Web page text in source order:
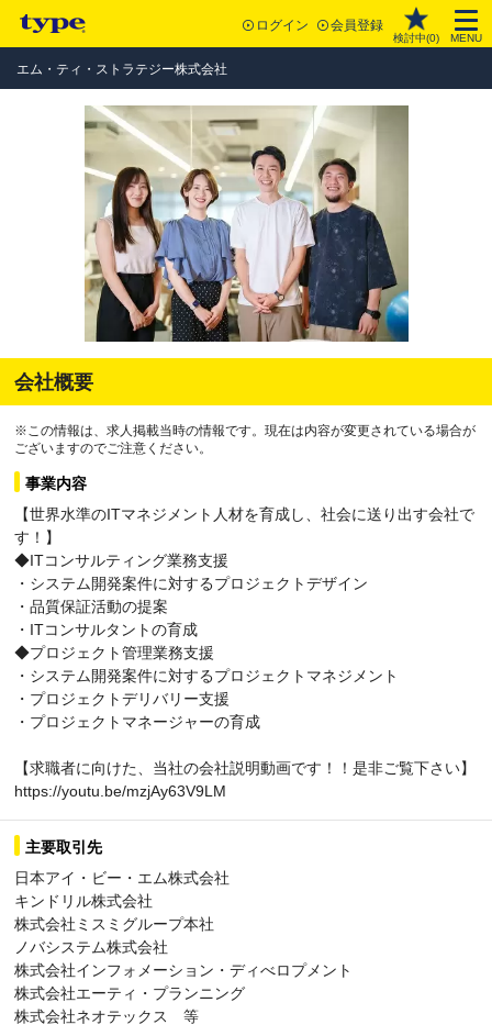
ログイン 会員登録
検討中(0) MENU
エム・ティ・ストラテジー株式会社
会社概要
※この情報は、求人掲載当時の情報です。現在は内容が変更されている場合が
ございますのでご注意ください。
事業内容
【世界水準のITマネジメント人材を育成し、社会に送り出す会社で
す！】
◆ITコンサルティング業務支援
・システム開発案件に対するプロジェクトデザイン
・品質保証活動の提案
・ITコンサルタントの育成
◆プロジェクト管理業務支援
・システム開発案件に対するプロジェクトマネジメント
・プロジェクトデリバリー支援
・プロジェクトマネージャーの育成
【求職者に向けた、当社の会社説明動画です！！是非ご覧下さい】
https://youtu.be/mzjAy63V9LM
主要取引先
日本アイ・ビー・エム株式会社
キンドリル株式会社
株式会社ミスミグループ本社
ノバシステム株式会社
株式会社インフォメーション・ディべロプメント
株式会社エーティ・プランニング
株式会社ネオテックス 等